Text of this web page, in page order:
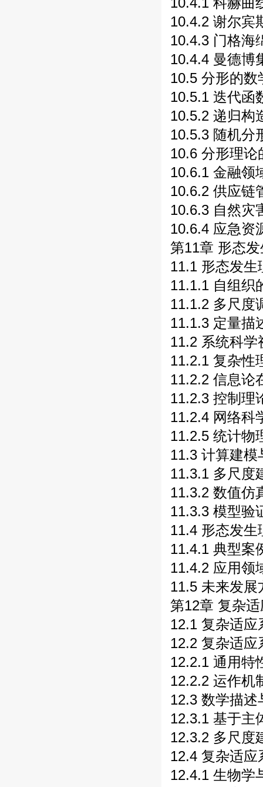
10.4.2 谢尔宾
10.4.3 门格海
10.4.4 曼德博
10.5 分形的数
10.5.1 迭代函
10.5.2 递归构
10.5.3 随机分
10.6 分形理论
10.6.1 金融领
10.6.2 供应链
10.6.3 自然灾
10.6.4 应急资
第11章 形态
11.1 形态发生
11.1.1 自组织
11.1.2 多尺度
11.1.3 定量描
11.2 系统科学
11.2.1 复杂性
11.2.2 信息论
11.2.3 控制理
11.2.4 网络科
11.2.5 统计物
11.3 计算建模
11.3.1 多尺度
11.3.2 数值仿
11.3.3 模型验
11.4 形态发生
11.4.1 典型案
11.4.2 应用领
11.5 未来发展
第12章 复杂
12.1 复杂适应
12.2 复杂适应
12.2.1 通用特
12.2.2 运作机
12.3 数学描述
12.3.1 基于主
12.3.2 多尺度
12.4 复杂适应
12.4.1 生物学